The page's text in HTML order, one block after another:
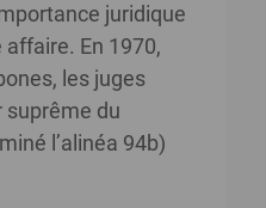
juridique
En 1970,
les juges
suprême du
l’alinéa 94b)